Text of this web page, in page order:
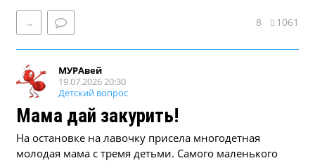
→ 8 1061
МУРАвей
19.07.2026 20:30
Детский вопрос
Мама дай закурить!
На остановке на лавочку присела многодетная
молодая мама с тремя детьми. Самого маленького